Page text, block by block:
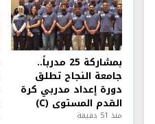
بمشاركة 25 مدرباً..
جامعة النجاح تطلق
دورة إعداد مدربي كرة
القدم المستوى (C)
منذ 51 دقيقة